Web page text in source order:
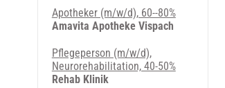
Apotheker (m/w/d), 60--80%
Amavita Apotheke Vispach
Pflegeperson (m/w/d),
Neurorehabilitation, 40-50%
Rehab Klinik